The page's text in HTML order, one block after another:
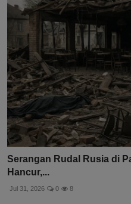
Serangan Rudal Rusia di
Hancur,...
Jul 31, 2026 0 8